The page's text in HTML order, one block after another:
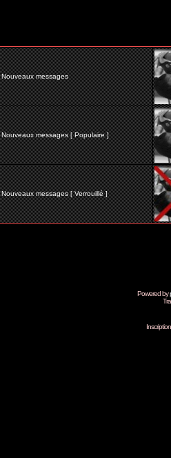
Nouveaux messages
Nouveaux messages [ Populaire ]
Nouveaux messages [ Verrouillé ]
Powered by